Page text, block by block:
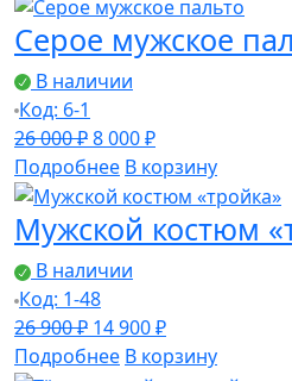
Серое мужское
В наличии
Код: 6-1
26 000₽Первоначальная
цена
составляла
26
000 ₽.
8 000₽Текущая
цена:
8
000 ₽.
Подробнее В корзину
Мужской костюм
В наличии
Код: 1-48
26 900₽ Первоначальная
цена
14 900₽Текущая
цена:
Подробнее В корзину